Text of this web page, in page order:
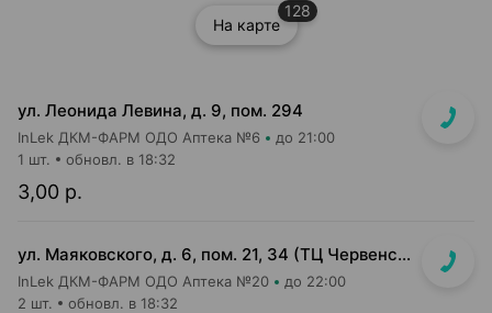
На карте
128
ул. Леонида Левина, д. 9, пом. 294
InLek ДКМ-ФАРМ ОДО Аптека №6 до 21:00
3,00 р.
1 шт. обновл. в 18:32
ул. Маяковского, д. 6, пом. 21, 34 (ТЦ Червенский, 1 этаж)
InLek ДКМ-ФАРМ ОДО Аптека №20 до 22:00
2 шт. обновл. в 18:32